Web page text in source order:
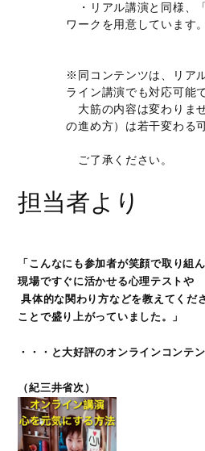
・リアル講演と同様、
ワークを用意しています。
※同コンテンツは、リア
ライン講演でも対応可
大筋の内容は変わりま
の進め方）は若干変わる
ご了承ください。
担当者より
「 こんなにも参加者が笑顔で取り組
現場ですぐに活かせる心理テストや
具体的な関わり方などを教えてくだ
ことで盛り上がっていました。」
・・・と大好評のオンラインコンテ
（紀三井省次）